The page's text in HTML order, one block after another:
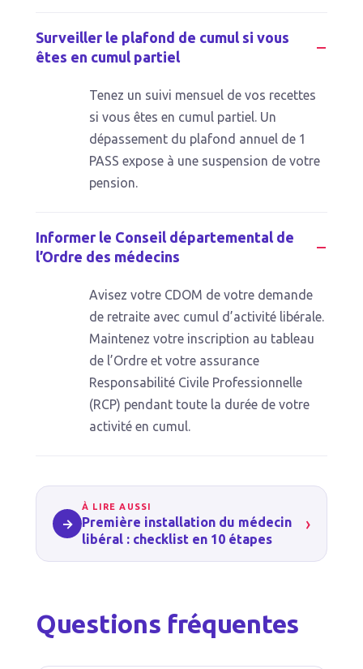
Surveiller le plafond de cumul si vous
êtes en cumul partiel
Tenez un suivi mensuel de vos recettes
si vous êtes en cumul partiel. Un
dépassement du plafond annuel de 1
PASS expose à une suspension de votre
pension.
Informer le Conseil départemental de
l’Ordre des médecins
Avisez votre CDOM de votre demande
de retraite avec cumul d’activité libérale.
Maintenez votre inscription au tableau
de l’Ordre et votre assurance
Responsabilité Civile Professionnelle
(RCP) pendant toute la durée de votre
activité en cumul.
→
À LIRE AUSSI
Première installation du médecin
libéral : checklist en 10 étapes
›
Questions fréquentes